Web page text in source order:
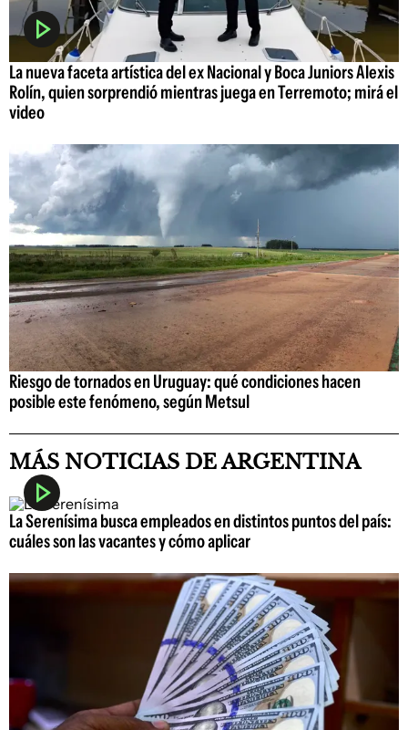
La nueva faceta artística del ex Nacional y Boca Juniors Alexis
Rolín, quien sorprendió mientras juega en Terremoto; mirá el
video
Riesgo de tornados en Uruguay: qué condiciones hacen
posible este fenómeno, según Metsul
MÁS NOTICIAS DE ARGENTINA
La Serenísima busca empleados en distintos puntos del país:
cuáles son las vacantes y cómo aplicar